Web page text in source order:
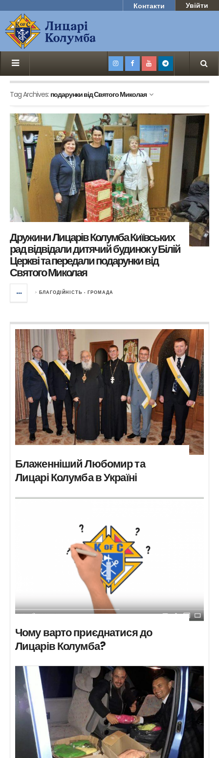
Контакти Увійти
Tag Archives: подарунки від Святого Миколая
Дружини Лицарів Колумба Київських
рад відвідали дитячий будинок у Білій
Церкві та передали подарунки від
Святого Миколая
> БЛАГОДІЙНІСТЬ - ГРОМАДА
Блаженніший Любомир та
Лицарі Колумба в Україні
Чому варто приєднатися до
Лицарів Колумба?